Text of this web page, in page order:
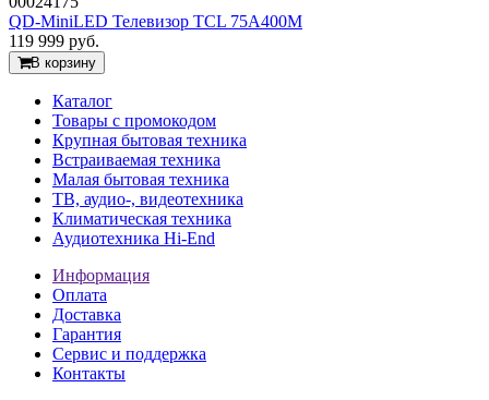
QD-MiniLED Телевизор TCL 75A400M
119 999 руб.
В корзину
Каталог
Товары с промокодом
Крупная бытовая техника
Встраиваемая техника
Малая бытовая техника
ТВ, аудио-, видеотехника
Климатическая техника
Аудиотехника Hi-End
Информация
Оплата
Доставка
Гарантия
Сервис и поддержка
Контакты